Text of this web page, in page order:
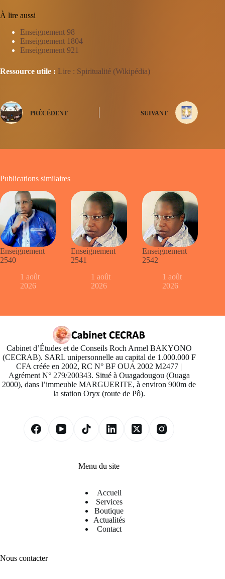
À lire aussi
Enseignement 98
Enseignement 1804
Enseignement 921
Ressource utile : Lire : Spiritualité (Wikipédia)
PRÉCÉDENT SUIVANT
Publications similaires
Enseignement
2540
1 août
2026
Enseignement
2541
1 août
2026
Enseignement
2542
1 août
2026
Cabinet d’Études et de Conseils Roch Armel BAKYONO
(CECRAB). SARL unipersonnelle au capital de 1.000.000 F
CFA créée en 2002, RC N° BF OUA 2002 M2477 |
Agrément N° 279/200343. Situé à Ouagadougou (Ouaga
2000), dans l’immeuble MARGUERITE, à environ 900m de
la station Oryx (route de Pô).
Menu du site
Accueil
Services
Boutique
Actualités
Contact
Nous contacter